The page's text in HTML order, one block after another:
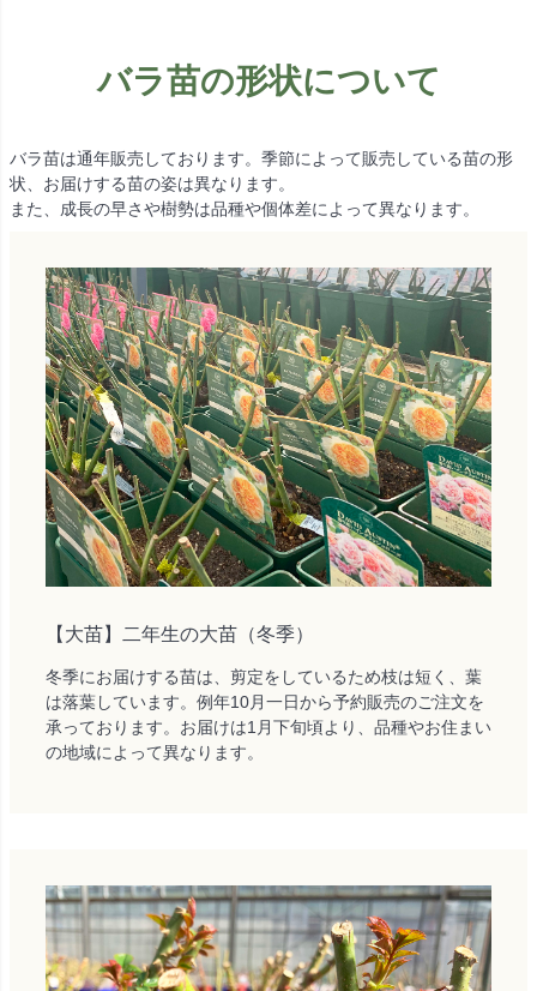
バラ苗の形状について
バラ苗は通年販売しております。季節によって販売している苗の形
状、お届けする苗の姿は異なります。
また、成長の早さや樹勢は品種や個体差によって異なります。
【大苗】二年生の大苗（冬季）
冬季にお届けする苗は、剪定をしているため枝は短く、葉
は落葉しています。例年10月一日から予約販売のご注文を
承っております。お届けは1月下旬頃より、品種やお住まい
の地域によって異なります。